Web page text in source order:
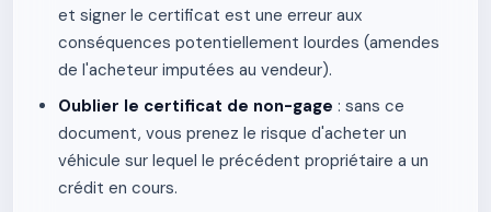
et signer le certificat est une erreur aux
conséquences potentiellement lourdes (amendes
de l'acheteur imputées au vendeur).
Oublier le certificat de non-gage : sans ce
document, vous prenez le risque d'acheter un
véhicule sur lequel le précédent propriétaire a un
crédit en cours.